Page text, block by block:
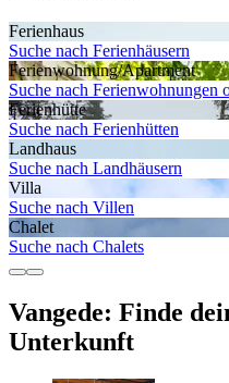
Ferienhaus
Suche nach Ferienhäusern
Ferienwohnung/Apartment
Suche nach Ferienwohnungen
Ferienhütte
Suche nach Ferienhütten
Landhaus
Suche nach Landhäusern
Villa
Suche nach Villen
Chalet
Suche nach Chalets
Vangede: Finde
Unterkunft